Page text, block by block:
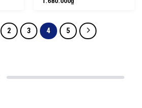
2 3 4 5